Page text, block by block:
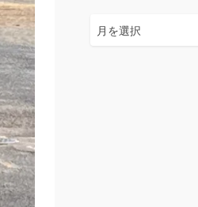
ー月を選択